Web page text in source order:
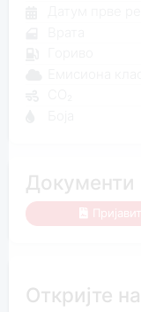
Документи
Откријте